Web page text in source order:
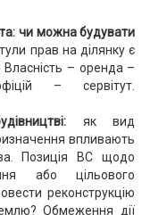
чи можна будувати
прав на ділянку є
– оренда –
– сервітут.
як вид
впливають
Позиція ВС щодо
або цільового
реконструкцію
Обмеження дії